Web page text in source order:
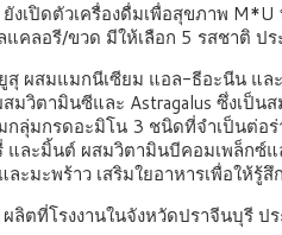
งเปิดตัวเครื่องดื่มเพื่อสุขภาพ
แคลอรี/ขวด มีให้เลือก 5 รสชาติ ป
สุ ผสมแมกนีเซียม แอล-ธีอะนีน แ
สมวิตามินซีและ Astragalus ซึ่งเป็
กลุ่มกรดอะมิโน 3 ชนิดที่จำเป็นต่อ
รี่ และมิ้นต์ ผสมวิตามินบีคอมเพล็ก
ละมะพร้าว เสริมใยอาหารเพื่อให้รู้
ตที่โรงงานในจังหวัดปราจีนบุรี ป